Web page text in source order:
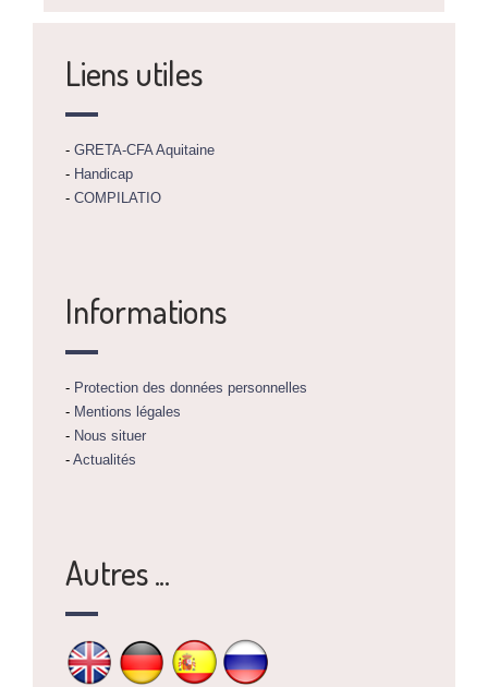
Liens utiles
- GRETA-CFA Aquitaine
- Handicap
- COMPILATIO
Informations
- Protection des données personnelles
- Mentions légales
- Nous situer
- Actualités
Autres ...